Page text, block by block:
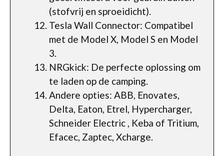
(stofvrij en sproeidicht).
Tesla Wall Connector: Compatibel
met de Model X, Model S en Model
3.
NRGkick: De perfecte oplossing om
te laden op de camping.
Andere opties: ABB, Enovates,
Delta, Eaton, Etrel, Hypercharger,
Schneider Electric , Keba of Tritium,
Efacec, Zaptec, Xcharge.